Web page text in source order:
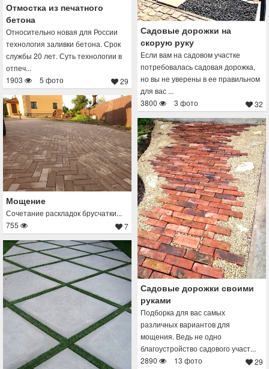
Садовые дорожки на
скорую руку
Если вам на садовом участке
потребовалась садовая дорожка,
но вы не уверены в ее правильном
для вас ...
3800
3 фото 32
Отмостка из печатного
бетона
Относительно новая для России
технология заливки бетона. Срок
службы 20 лет. Суть технологии в
отпеч...
1903
5 фото 29
Мощение
Сочетание раскладок брусчатки...
755
7
Садовые дорожки своими
руками
Подборка для вас самых
различных вариантов для
мощения. Ведь не одно
благоустройство садового участ...
2890
13 фото 29